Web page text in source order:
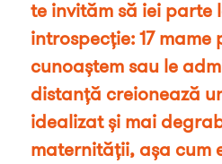
te invităm să iei parte
introspecție: 17 mame
cunoaștem sau le
distanță creionează
idealizat și mai
maternității, așa cum